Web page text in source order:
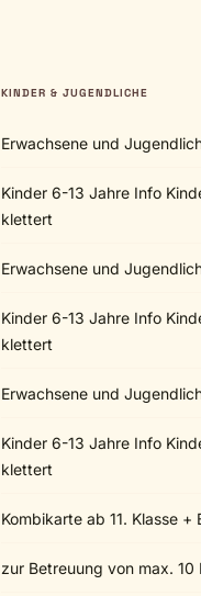
KINDER & JUGENDLICHE
Erwachsene und
Kinder 6-13 Jahre Info
klettert
Erwachsene und
Kinder 6-13 Jahre Info
klettert
Erwachsene und
Kinder 6-13 Jahre Info
klettert
Kombikarte ab 11. Klasse
zur Betreuung von max.